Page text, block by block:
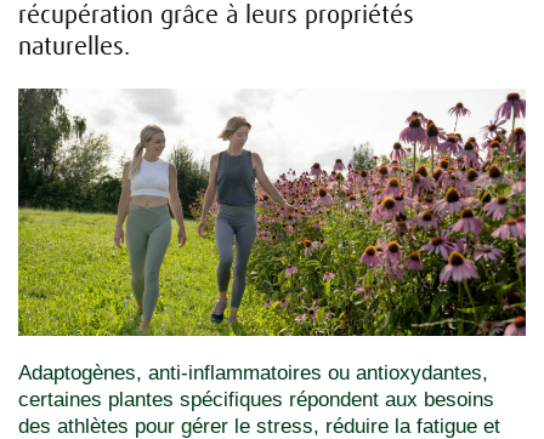
récupération grâce à leurs propriétés
naturelles.
Adaptogènes, anti-inflammatoires ou antioxydantes,
certaines plantes spécifiques répondent aux besoins
des athlètes pour gérer le stress, réduire la fatigue et